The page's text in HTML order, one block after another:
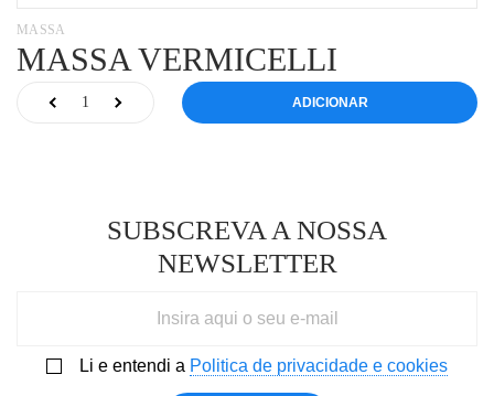
MASSA
MASSA VERMICELLI
ADICIONAR
SUBSCREVA A NOSSA
NEWSLETTER
Li e entendi a Politica de privacidade e cookies